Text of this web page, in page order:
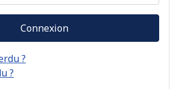
Connexion
?
?